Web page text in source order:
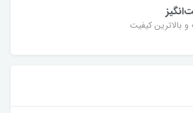
بالاترین کیفیت